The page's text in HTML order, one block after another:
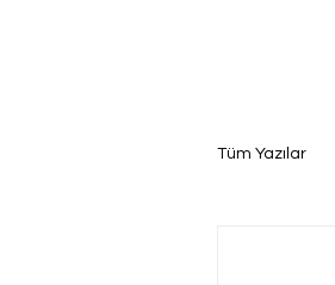
Tüm Yazılar